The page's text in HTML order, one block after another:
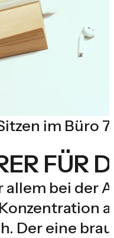
im Büro 7
FÜR
allem bei der
Der eine